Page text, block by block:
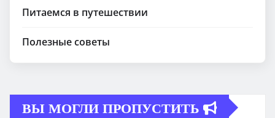
Питаемся в путешествии
Полезные советы
ВЫ МОГЛИ ПРОПУСТИТЬ